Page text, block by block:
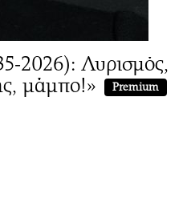
2026): Λυρισμός,
μάμπο!»
Premium